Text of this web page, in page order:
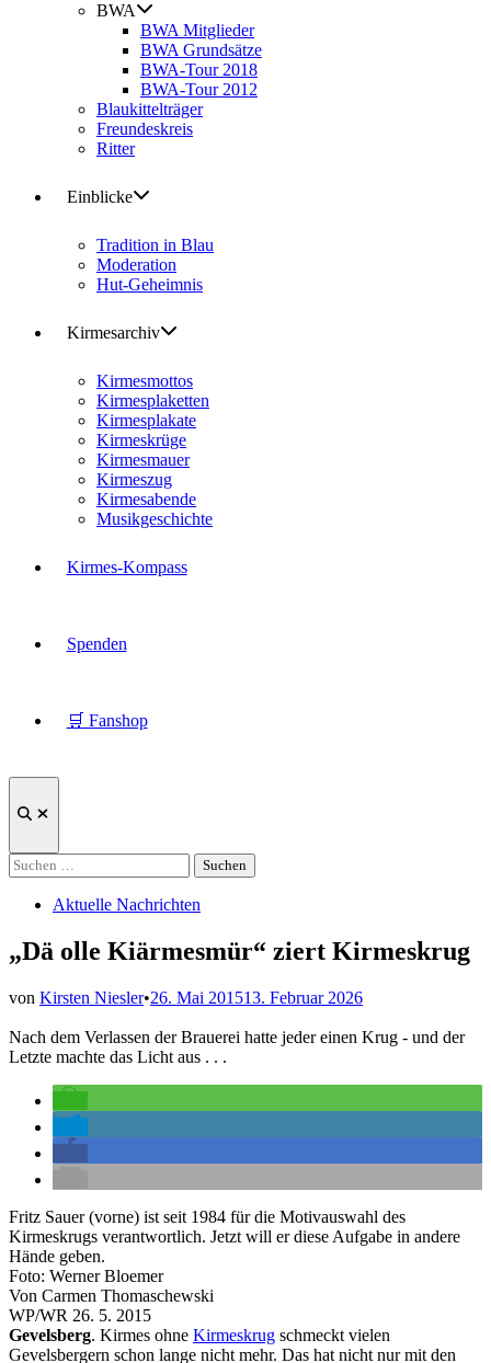
BWA
BWA Mitglieder
BWA Grundsätze
BWA-Tour 2018
BWA-Tour 2012
Blaukittelträger
Freundeskreis
Ritter
Einblicke
Tradition in Blau
Moderation
Hut-Geheimnis
Kirmesarchiv
Kirmesmottos
Kirmesplaketten
Kirmesplakate
Kirmeskrüge
Kirmesmauer
Kirmeszug
Kirmesabende
Musikgeschichte
Kirmes-Kompass
Spenden
🛒 Fanshop
Suche
Suchen
nach:
Veröffentlicht
Aktuelle Nachrichten
„Dä olle Kiärmesmür“ ziert Kirmeskrug
von Kirsten Niesler•26. Mai 201513. Februar 2026
Nach dem Verlassen der Brauerei hatte jeder einen Krug - und der
Letzte machte das Licht aus . . .
Fritz Sauer (vorne) ist seit 1984 für die Motivauswahl des
Kirmeskrugs verantwortlich. Jetzt will er diese Aufgabe in andere
Hände geben.
Foto: Werner Bloemer
Von Carmen Thomaschewski
WP/WR 26. 5. 2015
Gevelsberg. Kirmes ohne Kirmeskrug schmeckt vielen
Gevelsbergern schon lange nicht mehr. Das hat nicht nur mit den